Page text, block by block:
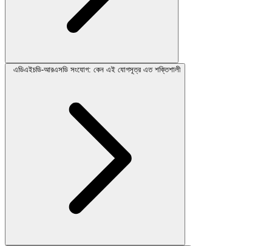
এডিএইচডি-আরএসডি সংযোগ: কেন এই যোগসূত্র এত শক্তিশালী